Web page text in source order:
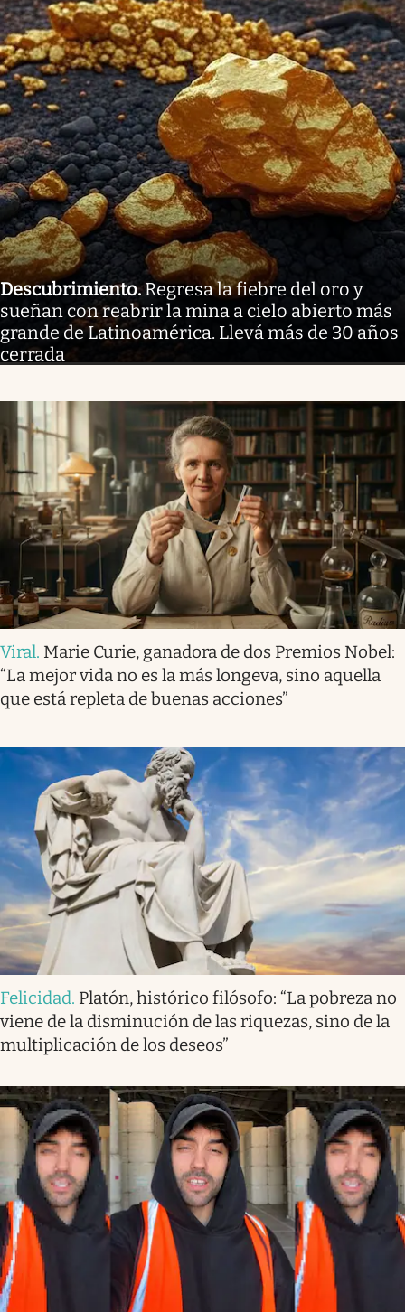
Descubrimiento.Regresa la fiebre del oro y
sueñan con reabrir la mina a cielo abierto más
grande de Latinoamérica. Llevá más de 30 años
cerrada
Viral. Marie Curie, ganadora de dos Premios Nobel:
“La mejor vida no es la más longeva, sino aquella
que está repleta de buenas acciones”
Felicidad. Platón, histórico filósofo: “La pobreza no
viene de la disminución de las riquezas, sino de la
multiplicación de los deseos”